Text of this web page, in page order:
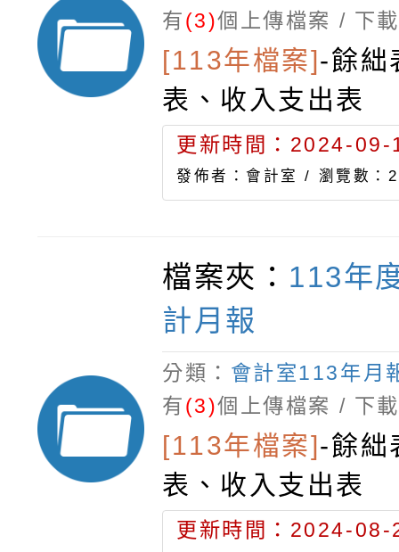
有(3)個上傳檔案 / 下
[113年檔案]-餘絀
表、收入支出表
更新時間：2024-
發佈者：會計室 / 瀏覽數：
檔案夾： 113年
計月報
分類： 會計室113年月
有(3)個上傳檔案 / 下
[113年檔案]-餘絀
表、收入支出表
更新時間：2024-